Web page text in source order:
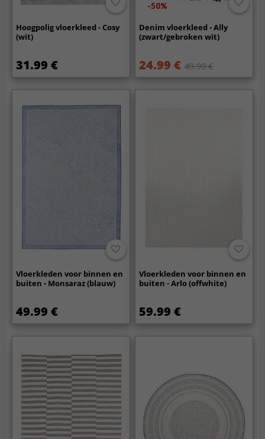
Hoogpolig vloerkleed - Cosy
(wit)
31.99 €
-50%
Denim vloerkleed - Ally
(zwart/gebroken wit)
24.99 € 49.99 €
Vloerkleden voor binnen en
buiten - Monsaraz (blauw)
49.99 €
Vloerkleden voor binnen en
buiten - Arlo (offwhite)
59.99 €